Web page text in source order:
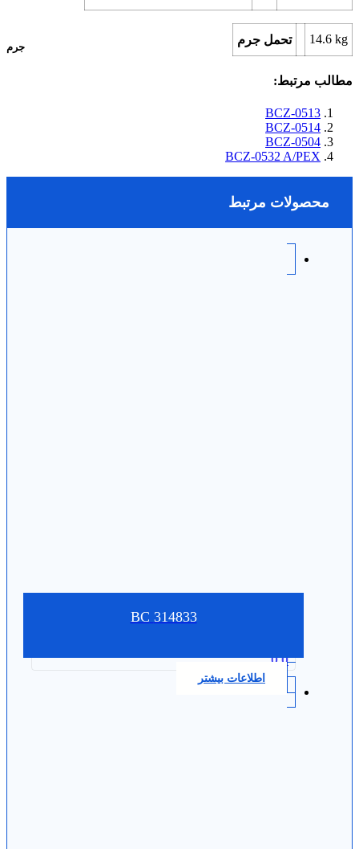
جرم
تحمل جرم 14.6 kg
مطالب مرتبط:
BCZ-0513
BCZ-0514
BCZ-0504
BCZ-0532 A/PEX
محصولات مرتبط
314833 BC
0.0
اطلاعات بیشتر